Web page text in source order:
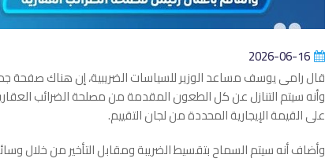
2026-06-16
قال رامى يوسف مساعد الوزير للسياسات الضريبية، إن هناك صفحة
وأنه سيتم التنازل عن كل الطعون المقدمة من مصلحة الضرائب
على القيمة الإيجارية المحددة من لجان التقييم.
وأضاف أنه سيتم السماح بتقسيط الضريبة ومقابل التأخير من خلال